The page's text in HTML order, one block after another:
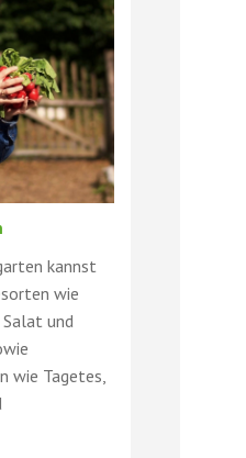
kannst
wie
und
wie Tagetes,